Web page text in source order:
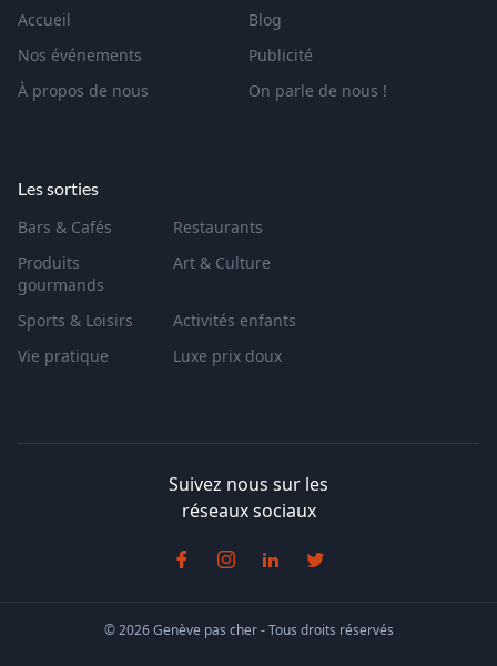
Accueil
Blog
Nos événements
Publicité
À propos de nous
On parle de nous !
Les sorties
Bars & Cafés
Restaurants
Produits
gourmands
Art & Culture
Sports & Loisirs
Activités enfants
Vie pratique
Luxe prix doux
Suivez nous sur les
réseaux sociaux
© 2026 Genève pas cher - Tous droits réservés